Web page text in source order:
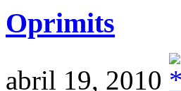
Oprimits
abril 19, 2010